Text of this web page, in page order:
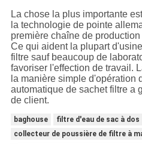
La chose la plus importante
la technologie de pointe
première chaîne de
Ce qui aident la plupart
filtre sauf beaucoup de
favoriser l'effection de travail.
la manière simple d'opération
automatique de sachet filtre a
de client.
baghouse
filtre d'eau de sac à dos
collecteur de poussière de filtre à